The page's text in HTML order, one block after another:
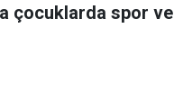
çocuklarda spor ve